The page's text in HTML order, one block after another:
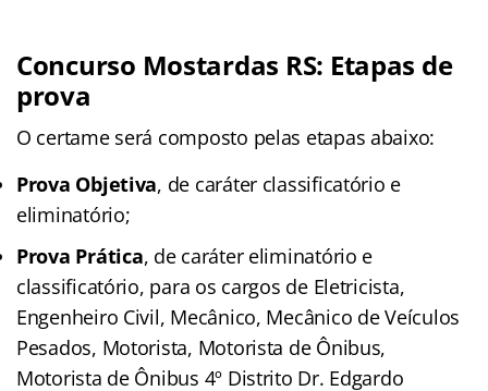
Concurso Mostardas RS: Etapas de
prova
O certame será composto pelas etapas abaixo:
Prova Objetiva, de caráter classificatório e
eliminatório;
Prova Prática, de caráter eliminatório e
classificatório, para os cargos de Eletricista,
Engenheiro Civil, Mecânico, Mecânico de Veículos
Pesados, Motorista, Motorista de Ônibus,
Motorista de Ônibus 4º Distrito Dr. Edgardo